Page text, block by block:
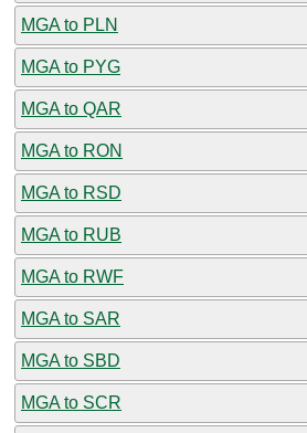
MGA to PLN
MGA to PYG
MGA to QAR
MGA to RON
MGA to RSD
MGA to RUB
MGA to RWF
MGA to SAR
MGA to SBD
MGA to SCR